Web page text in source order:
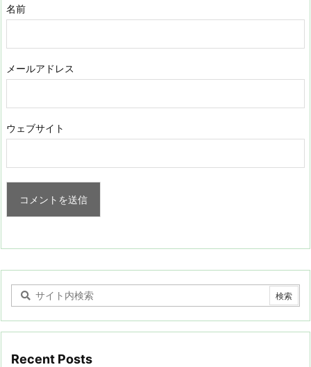
名前
メールアドレス
ウェブサイト
Recent Posts